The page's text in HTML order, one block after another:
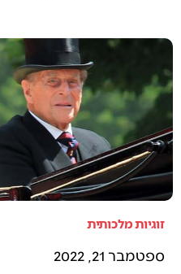
זוגיות מלכותית
ספטמבר 21, 2022